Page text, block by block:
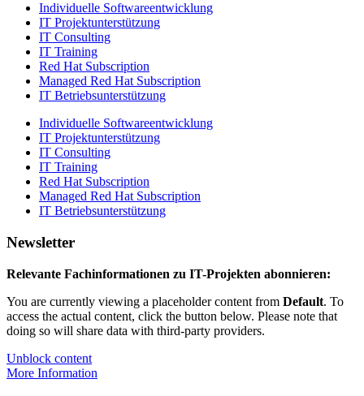
Individuelle Softwareentwicklung
IT Projektunterstützung
IT Consulting
IT Training
Red Hat Subscription
Managed Red Hat Subscription
IT Betriebsunterstützung
Individuelle Softwareentwicklung
IT Projektunterstützung
IT Consulting
IT Training
Red Hat Subscription
Managed Red Hat Subscription
IT Betriebsunterstützung
Newsletter
Relevante Fachinformationen zu IT-Projekten abonnieren:
You are currently viewing a placeholder content from Default. To
access the actual content, click the button below. Please note that
doing so will share data with third-party providers.
Unblock content
More Information